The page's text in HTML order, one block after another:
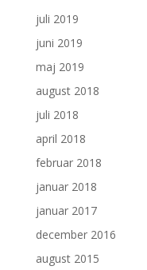
juli 2019
juni 2019
maj 2019
august 2018
juli 2018
april 2018
februar 2018
januar 2018
januar 2017
december 2016
august 2015